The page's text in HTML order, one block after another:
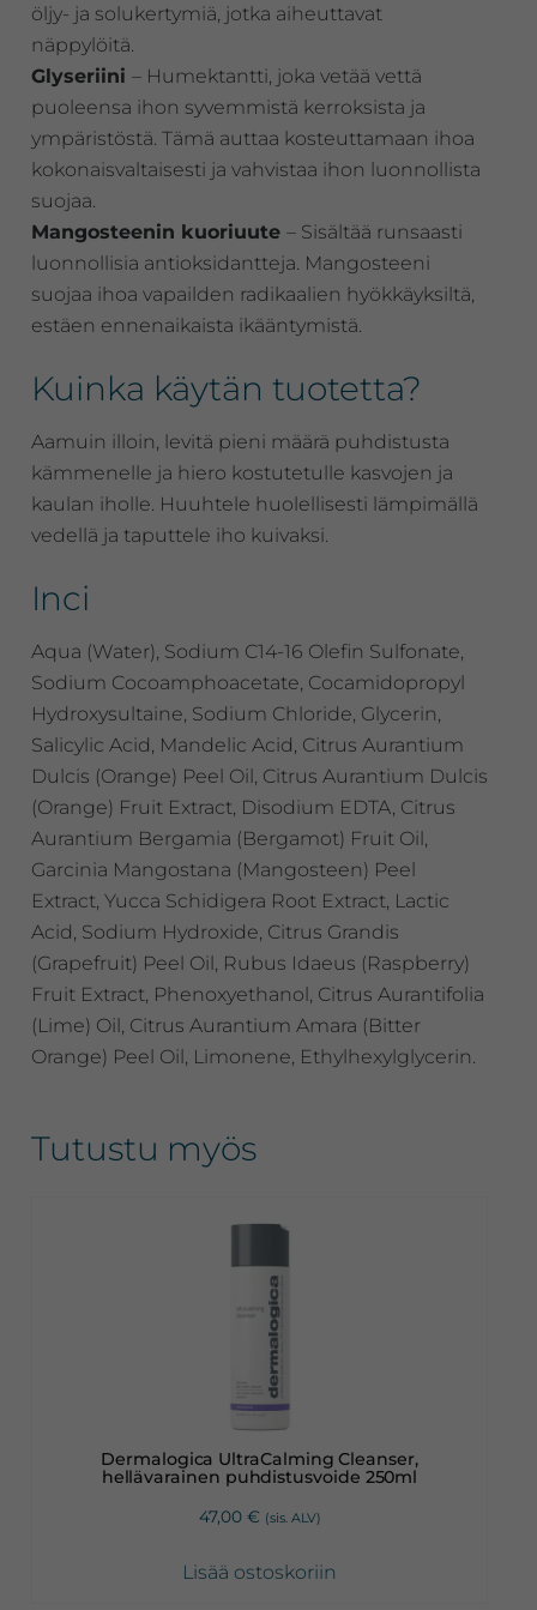
öljy- ja solukertymiä, jotka aiheuttavat
näppylöitä.
Glyseriini – Humektantti, joka vetää vettä
puoleensa ihon syvemmistä kerroksista ja
ympäristöstä. Tämä auttaa kosteuttamaan ihoa
kokonaisvaltaisesti ja vahvistaa ihon luonnollista
suojaa.
Mangosteenin kuoriuute – Sisältää runsaasti
luonnollisia antioksidantteja. Mangosteeni
suojaa ihoa vapailden radikaalien hyökkäyksiltä,
estäen ennenaikaista ikääntymistä.
Kuinka käytän tuotetta?
Aamuin illoin, levitä pieni määrä puhdistusta
kämmenelle ja hiero kostutetulle kasvojen ja
kaulan iholle. Huuhtele huolellisesti lämpimällä
vedellä ja taputtele iho kuivaksi.
Inci
Aqua (Water), Sodium C14-16 Olefin Sulfonate,
Sodium Cocoamphoacetate, Cocamidopropyl
Hydroxysultaine, Sodium Chloride, Glycerin,
Salicylic Acid, Mandelic Acid, Citrus Aurantium
Dulcis (Orange) Peel Oil, Citrus Aurantium Dulcis
(Orange) Fruit Extract, Disodium EDTA, Citrus
Aurantium Bergamia (Bergamot) Fruit Oil,
Garcinia Mangostana (Mangosteen) Peel
Extract, Yucca Schidigera Root Extract, Lactic
Acid, Sodium Hydroxide, Citrus Grandis
(Grapefruit) Peel Oil, Rubus Idaeus (Raspberry)
Fruit Extract, Phenoxyethanol, Citrus Aurantifolia
(Lime) Oil, Citrus Aurantium Amara (Bitter
Orange) Peel Oil, Limonene, Ethylhexylglycerin.
Tutustu myös
Dermalogica UltraCalming Cleanser,
hellävarainen puhdistusvoide 250ml
47,00 € (sis. ALV)
Lisää ostoskoriin